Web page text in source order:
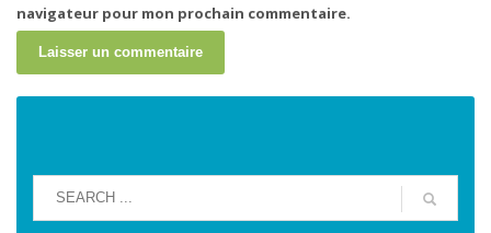
navigateur pour mon prochain commentaire.